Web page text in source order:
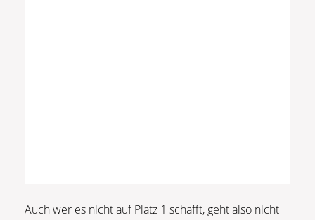
Auch wer es nicht auf Platz 1 schafft, geht also nicht